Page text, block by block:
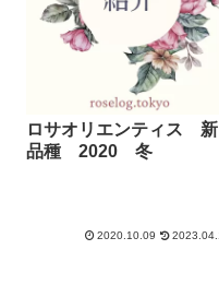
ロサオリエンティス 新
品種 2020 冬
2020.10.09